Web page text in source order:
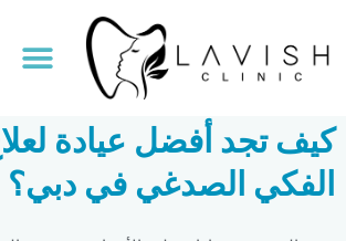
إلى
المحتوى
كيف تجد أفضل عيادة
الفكي الصدغي في دبي؟